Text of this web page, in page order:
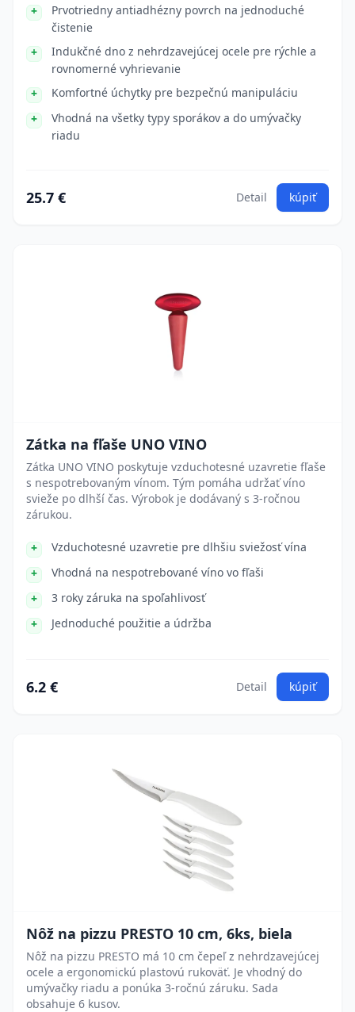
Prvotriedny antiadhézny povrch na jednoduché
čistenie
Indukčné dno z nehrdzavejúcej ocele pre rýchle a
rovnomerné vyhrievanie
Komfortné úchytky pre bezpečnú manipuláciu
Vhodná na všetky typy sporákov a do umývačky
riadu
25.7 € Detail kúpiť
Zátka na fľaše UNO VINO
Zátka UNO VINO poskytuje vzduchotesné uzavretie fľaše
s nespotrebovaným vínom. Tým pomáha udržať víno
svieže po dlhší čas. Výrobok je dodávaný s 3-ročnou
zárukou.
Vzduchotesné uzavretie pre dlhšiu sviežosť vína
Vhodná na nespotrebované víno vo fľaši
3 roky záruka na spoľahlivosť
Jednoduché použitie a údržba
6.2 € Detail kúpiť
Nôž na pizzu PRESTO 10 cm, 6ks, biela
Nôž na pizzu PRESTO má 10 cm čepeľ z nehrdzavejúcej
ocele a ergonomickú plastovú rukoväť. Je vhodný do
umývačky riadu a ponúka 3-ročnú záruku. Sada
obsahuje 6 kusov.